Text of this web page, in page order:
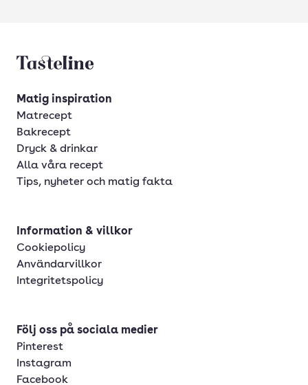
Tasteline startsida
Matig inspiration
Matrecept
Bakrecept
Dryck & drinkar
Alla våra recept
Tips, nyheter och matig fakta
Information & villkor
Cookiepolicy
Användarvillkor
Integritetspolicy
Följ oss på sociala medier
Pinterest
Instagram
Facebook